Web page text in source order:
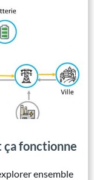
ça fonctionne
ensemble